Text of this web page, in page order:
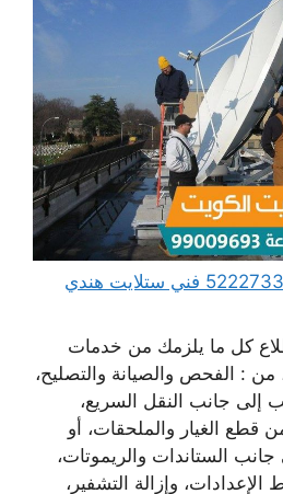
فني ستلايت المطلاع 52227330 فني ستلايت هندي
كل ما يلزمك من خدمات
من : الفحص والصيانة والتصليح،
إلى جانب النقل السريع،
قطع الغيار والملحقات، أو
جانب الستاندات والريموتات،
وإزالة التشفير،